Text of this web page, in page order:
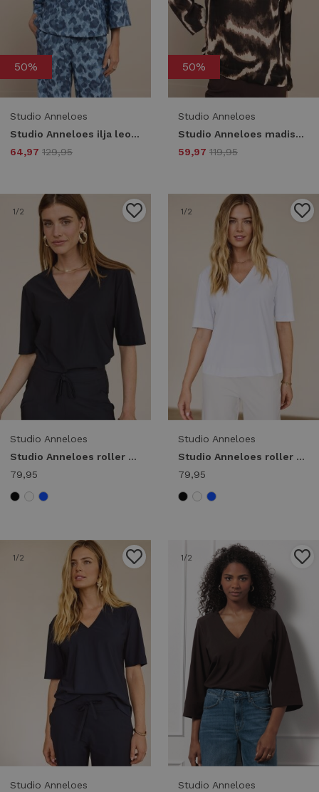
50%
Studio Anneloes
Studio Anneloes ilja leopard top 13577 T-shirt Korte mouw 6400 jeans
64,97 129,95
50%
Studio Anneloes
Studio Anneloes madison animal top 13572 T-shirt Korte mouw 9997 multi color
59,97 119,95
1/2
Studio Anneloes
Studio Anneloes roller shirt 94845 T-shirt Korte mouw 9000 black
79,95
1/2
Studio Anneloes
Studio Anneloes roller shirt 94845 T-shirt Korte mouw 1000 white
79,95
1/2
Studio Anneloes
1/2
Studio Anneloes